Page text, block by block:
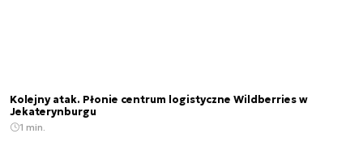
Kolejny atak. Płonie centrum logistyczne Wildberries w
Jekaterynburgu
1 min.